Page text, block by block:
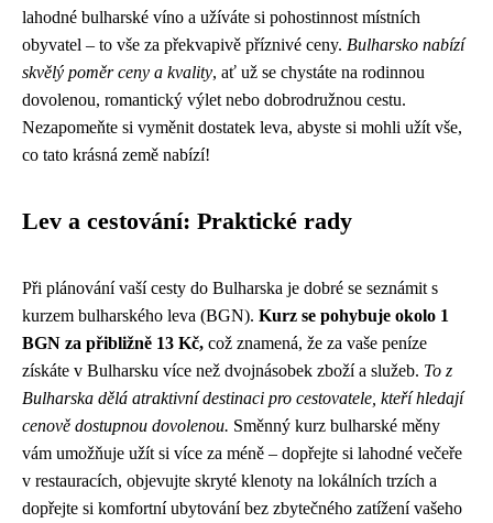
lahodné bulharské víno a užíváte si pohostinnost místních
obyvatel – to vše za překvapivě příznivé ceny. Bulharsko nabízí
skvělý poměr ceny a kvality, ať už se chystáte na rodinnou
dovolenou, romantický výlet nebo dobrodružnou cestu.
Nezapomeňte si vyměnit dostatek leva, abyste si mohli užít vše,
co tato krásná země nabízí!
Lev a cestování: Praktické rady
Při plánování vaší cesty do Bulharska je dobré se seznámit s
kurzem bulharského leva (BGN). Kurz se pohybuje okolo 1
BGN za přibližně 13 Kč, což znamená, že za vaše peníze
získáte v Bulharsku více než dvojnásobek zboží a služeb. To z
Bulharska dělá atraktivní destinaci pro cestovatele, kteří hledají
cenově dostupnou dovolenou. Směnný kurz bulharské měny
vám umožňuje užít si více za méně – dopřejte si lahodné večeře
v restauracích, objevujte skryté klenoty na lokálních trzích a
dopřejte si komfortní ubytování bez zbytečného zatížení vašeho